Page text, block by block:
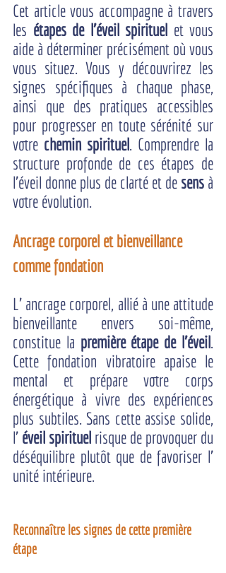
Cet article vous accompagne à travers
les étapes de l'éveil spirituel et vous
aide à déterminer précisément où vous
vous situez. Vous y découvrirez les
signes spécifiques à chaque phase,
ainsi que des pratiques accessibles
pour progresser en toute sérénité sur
votre chemin spirituel. Comprendre la
structure profonde de ces étapes de
l'éveil donne plus de clarté et de sens à
votre évolution.
Ancrage corporel et bienveillance
comme fondation
L’ ancrage corporel, allié à une attitude
bienveillante envers soi-même,
constitue la première étape de l'éveil.
Cette fondation vibratoire apaise le
mental et prépare votre corps
énergétique à vivre des expériences
plus subtiles. Sans cette assise solide,
l’ éveil spirituel risque de provoquer du
déséquilibre plutôt que de favoriser l’
unité intérieure.
Reconnaître les signes de cette première
étape